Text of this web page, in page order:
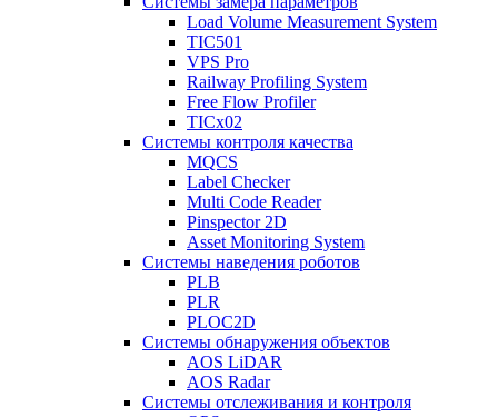
Load Volume Measurement System
TIC501
VPS Pro
Railway Profiling System
Free Flow Profiler
TICx02
Системы контроля качества
MQCS
Label Checker
Multi Code Reader
Pinspector 2D
Asset Monitoring System
Системы наведения роботов
PLB
PLR
PLOC2D
Системы обнаружения объектов
AOS LiDAR
AOS Radar
Системы отслеживания и контроля